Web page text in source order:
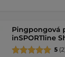
Pingpongová
inSPORTline
5